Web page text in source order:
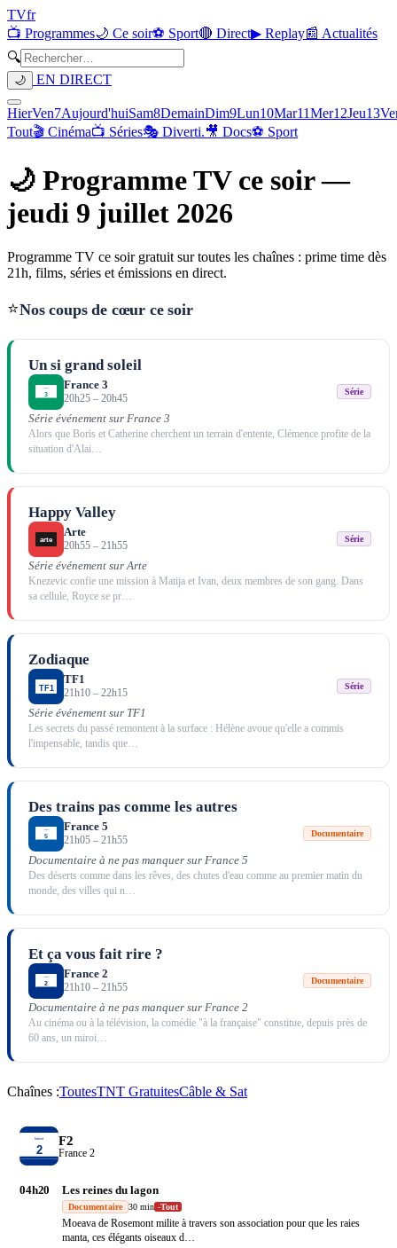
TVfr
📺 Programmes🌙 Ce soir⚽ Sport🔴 Direct▶ Replay📰 Actualités
🔍
🌙 EN DIRECT
HierVen7Aujourd'huiSam8DemainDim9Lun10Mar11Mer12Jeu13
Tout🎬 Cinéma📺 Séries🎭 Diverti.🎥 Docs⚽ Sport
🌙 Programme TV ce soir —
jeudi 9 juillet 2026
Programme TV ce soir gratuit sur toutes les chaînes : prime time dès
21h, films, séries et émissions en direct.
⭐Nos coups de cœur ce soir
Un si grand soleil
France 3
20h25 – 20h45
Série
Série événement sur France 3
Alors que Boris et Catherine cherchent un terrain d'entente, Clémence profite de la
situation d'Alai…
Happy Valley
Arte
20h55 – 21h55
Série
Série événement sur Arte
Knezevic confie une mission à Matija et Ivan, deux membres de son gang. Dans
sa cellule, Royce se pr…
Zodiaque
TF1
21h10 – 22h15
Série
Série événement sur TF1
Les secrets du passé remontent à la surface : Hélène avoue qu'elle a commis
l'impensable, tandis que…
Des trains pas comme les autres
France 5
21h05 – 21h55
Documentaire
Documentaire à ne pas manquer sur France 5
Des déserts comme dans les rêves, des chutes d'eau comme au premier matin du
monde, des villes qui n…
Et ça vous fait rire ?
France 2
21h10 – 21h55
Documentaire
Documentaire à ne pas manquer sur France 2
Au cinéma ou à la télévision, la comédie "à la française" constitue, depuis près de
60 ans, un miroi…
Chaînes :ToutesTNT GratuitesCâble & Sat
F2
France 2
04h20 Les reines du lagon
Documentaire 30 min -Tout
Moeava de Rosemont milite à travers son association pour que les raies
manta, ces élégants oiseaux d…